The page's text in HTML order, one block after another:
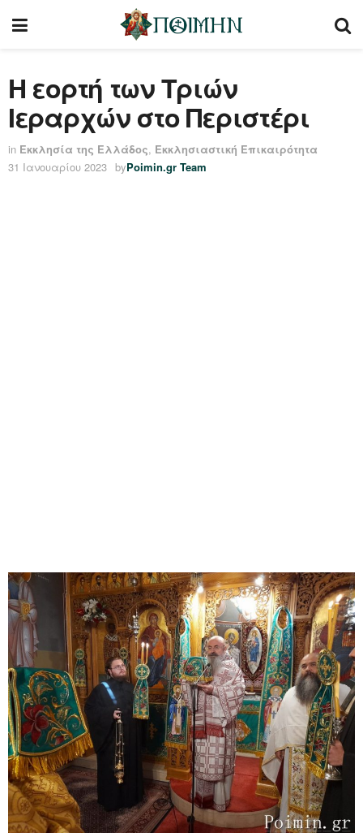
Η εορτή των Τριών
Ιεραρχών στο Περιστέρι
in Εκκλησία της Ελλάδος, Εκκλησιαστική Επικαιρότητα
31 Ιανουαρίου 2023 byPoimin.gr Team